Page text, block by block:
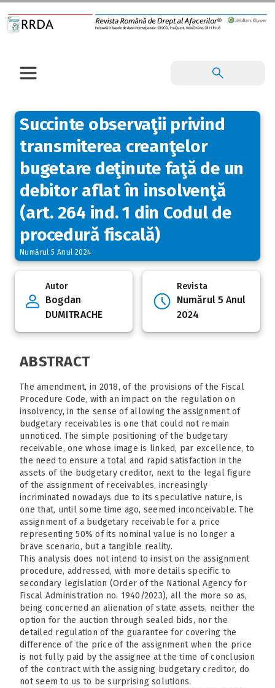
Succinte observaţii privind
transmiterea creanţelor
bugetare deţinute faţă de un
debitor aflat în insolvenţă
(art. 264 ind. 1 din Codul de
procedură fiscală)
Numărul 5 Anul 2024
Autor
Bogdan
DUMITRACHE
Revista
Numărul 5 Anul
2024
ABSTRACT
The amendment, in 2018, of the provisions of the Fiscal
Procedure Code, with an impact on the regulation on
insolvency, in the sense of allowing the assignment of
budgetary receivables is one that could not remain
unnoticed. The simple positioning of the budgetary
receivable, one whose image is linked, par excellence, to
the need to ensure a total and rapid satisfaction in the
assets of the budgetary creditor, next to the legal figure
of the assignment of receivables, increasingly
incriminated nowadays due to its speculative nature, is
one that, until some time ago, seemed inconceivable. The
assignment of a budgetary receivable for a price
representing 50% of its nominal value is no longer a
brave scenario, but a tangible reality.
This analysis does not intend to insist on the assignment
procedure, addressed, with more details specific to
secondary legislation (Order of the National Agency for
Fiscal Administration no. 1940/2023), all the more so as,
being concerned an alienation of state assets, neither the
option for the auction through sealed bids, nor the
detailed regulation of the guarantee for covering the
difference of the price of the assignment when the price
is not fully paid by the assignee at the time of conclusion
of the contract with the assigning budgetary creditor, do
not seem to us to be surprising solutions.